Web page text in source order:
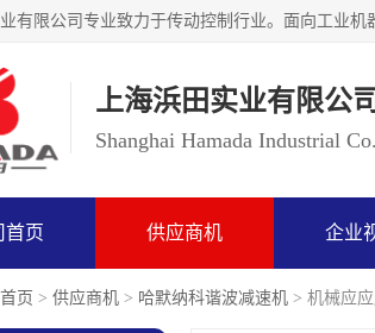
上海浜田实业有限公司
Shanghai Hamada Industrial
首页 供应商机 企业
首页 > 供应商机 > 哈默纳科谐波减速机 > 机械应